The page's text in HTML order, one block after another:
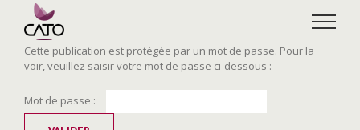
content
Cette publication est protégée par un mot de passe. Pour la
voir, veuillez saisir votre mot de passe ci-dessous :
Mot de passe :